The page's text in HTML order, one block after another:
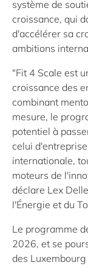
système de
croissance, qui
d'accélérer sa
ambitions
"Fit 4 Scale est
croissance des
combinant
mesure, le
potentiel à
celui
internationale,
moteurs de
déclare Lex
l'Énergie et du
Le programme
2026, et se
des